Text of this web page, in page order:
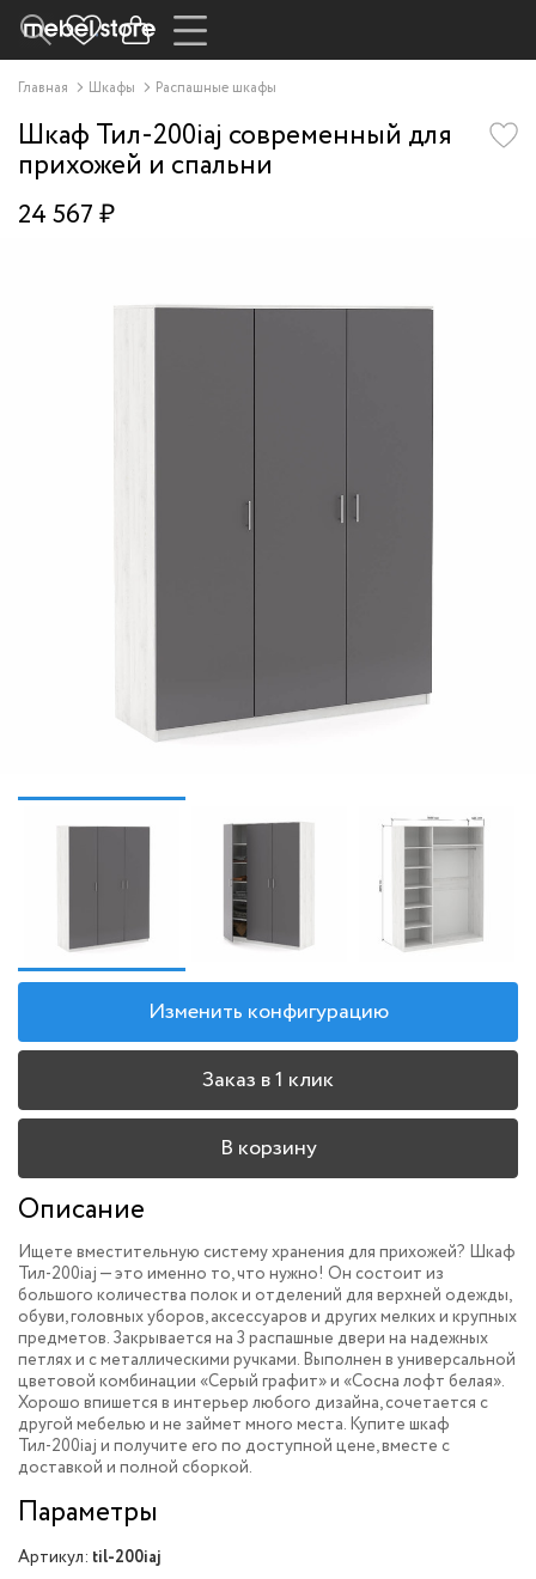
Главная Шкафы Распашные шкафы
Шкаф Тил-200iaj современный для
прихожей и спальни
24 567 ₽
Изменить конфигурацию
Заказ в 1 клик
В корзину
Описание
Ищете вместительную систему хранения для прихожей? Шкаф
Тил-200iaj — это именно то, что нужно! Он состоит из
большого количества полок и отделений для верхней одежды,
обуви, головных уборов, аксессуаров и других мелких и крупных
предметов. Закрывается на 3 распашные двери на надежных
петлях и с металлическими ручками. Выполнен в универсальной
цветовой комбинации «Серый графит» и «Сосна лофт белая».
Хорошо впишется в интерьер любого дизайна, сочетается с
другой мебелью и не займет много места. Купите шкаф
Тил-200iaj и получите его по доступной цене, вместе с
доставкой и полной сборкой.
Параметры
Артикул: til-200iaj